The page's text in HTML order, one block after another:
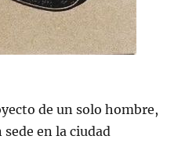
de un solo hombre,
en la ciudad